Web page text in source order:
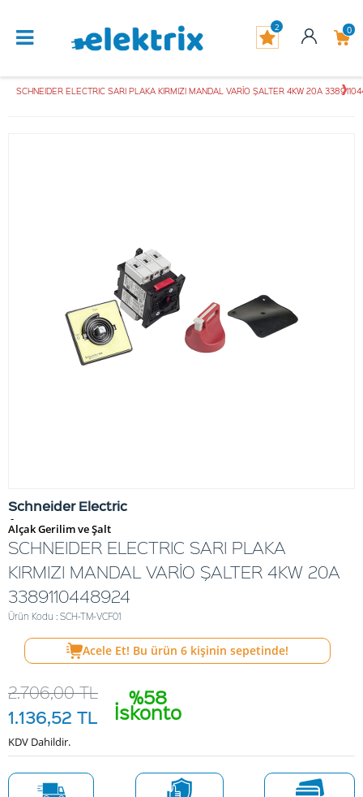
0
2
SCHNEIDER ELECTRIC SARI PLAKA KIRMIZI MANDAL VARİO ŞALTER 4KW 20A
Schneider Electric
-
Alçak Gerilim ve Şalt
SCHNEIDER ELECTRIC SARI PLAKA
KIRMIZI MANDAL VARİO ŞALTER 4KW 20A
3389110448924
Ürün Kodu : SCH-TM-VCF01
Acele Et! Bu ürün 6 kişinin sepetinde!
%58
İskonto
2.706,00TL
1.136,52 TL
KDV Dahildir.